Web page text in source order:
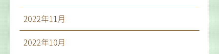
2022年11月
2022年10月